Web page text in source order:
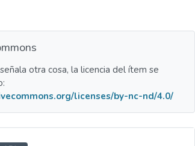
otra cosa, la licencia del ítem se
licenses/by-nc-nd/4.0/